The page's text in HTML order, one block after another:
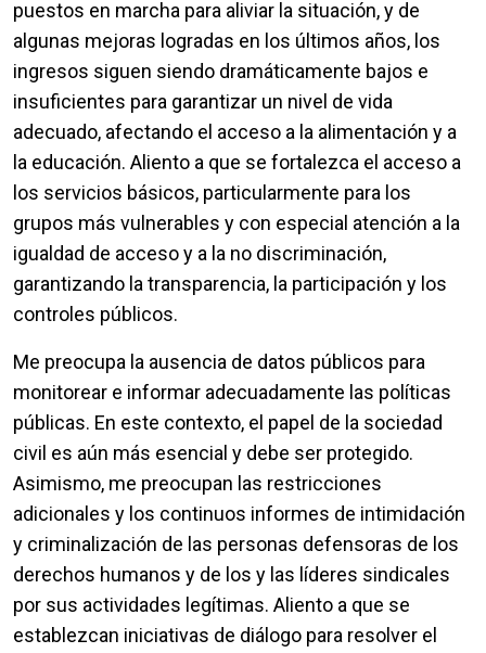
puestos en marcha para aliviar la situación, y de
algunas mejoras logradas en los últimos años, los
ingresos siguen siendo dramáticamente bajos e
insuficientes para garantizar un nivel de vida
adecuado, afectando el acceso a la alimentación y a
la educación. Aliento a que se fortalezca el acceso a
los servicios básicos, particularmente para los
grupos más vulnerables y con especial atención a la
igualdad de acceso y a la no discriminación,
garantizando la transparencia, la participación y los
controles públicos.
Me preocupa la ausencia de datos públicos para
monitorear e informar adecuadamente las políticas
públicas. En este contexto, el papel de la sociedad
civil es aún más esencial y debe ser protegido.
Asimismo, me preocupan las restricciones
adicionales y los continuos informes de intimidación
y criminalización de las personas defensoras de los
derechos humanos y de los y las líderes sindicales
por sus actividades legítimas. Aliento a que se
establezcan iniciativas de diálogo para resolver el